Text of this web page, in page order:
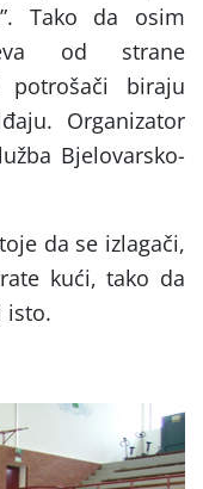
Tako da osim
od strane
potrošači biraju
Organizator
Bjelovarsko-
da se izlagači,
kući, tako da
isto.